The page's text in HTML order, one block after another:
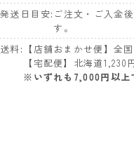
発送日目安 ご注文・ご入金
す。
送料
【店舗おまかせ便】全
【宅配便】北海道
※いずれも7,000円以上